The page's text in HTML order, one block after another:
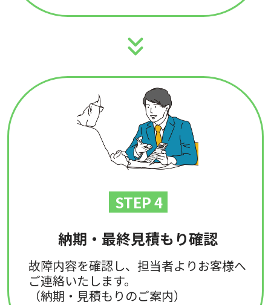
STEP 4
納期・最終見積もり確認
故障内容を確認し、担当者よりお客様へ
ご連絡いたします。
（納期・見積もりのご案内）